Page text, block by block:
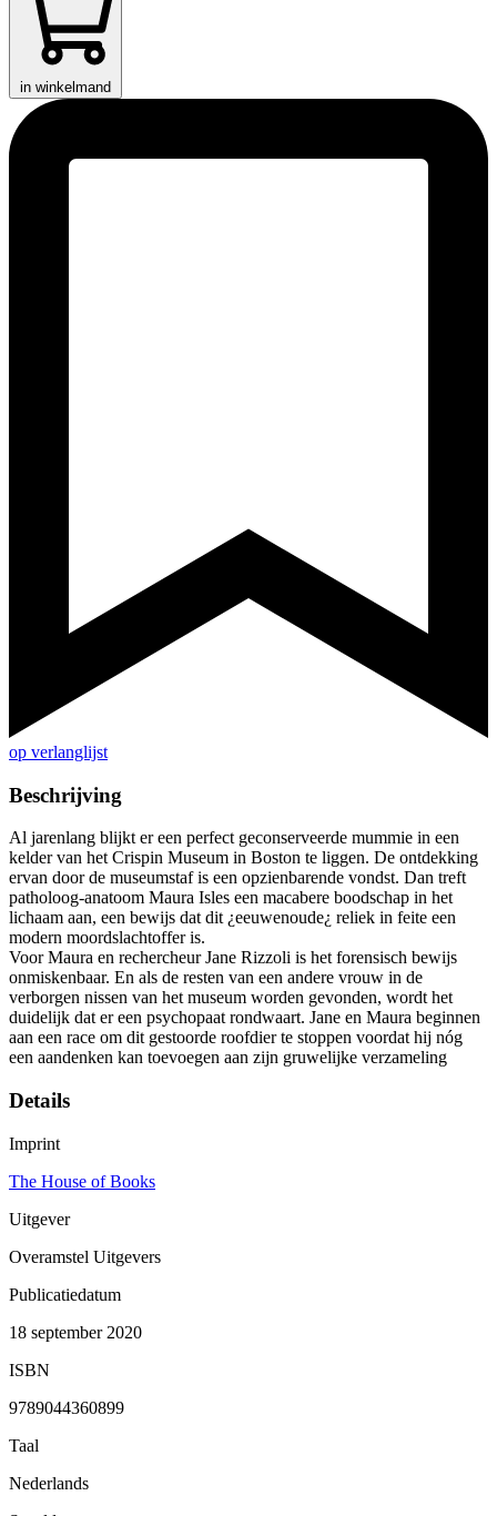
in winkelmand
op verlanglijst
Beschrijving
Al jarenlang blijkt er een perfect geconserveerde mummie in een
kelder van het Crispin Museum in Boston te liggen. De ontdekking
ervan door de museumstaf is een opzienbarende vondst. Dan treft
patholoog-anatoom Maura Isles een macabere boodschap in het
lichaam aan, een bewijs dat dit ¿eeuwenoude¿ reliek in feite een
modern moordslachtoffer is.
Voor Maura en rechercheur Jane Rizzoli is het forensisch bewijs
onmiskenbaar. En als de resten van een andere vrouw in de
verborgen nissen van het museum worden gevonden, wordt het
duidelijk dat er een psychopaat rondwaart. Jane en Maura beginnen
aan een race om dit gestoorde roofdier te stoppen voordat hij nóg
een aandenken kan toevoegen aan zijn gruwelijke verzameling
Details
Imprint
The House of Books
Uitgever
Overamstel Uitgevers
Publicatiedatum
18 september 2020
ISBN
9789044360899
Taal
Nederlands